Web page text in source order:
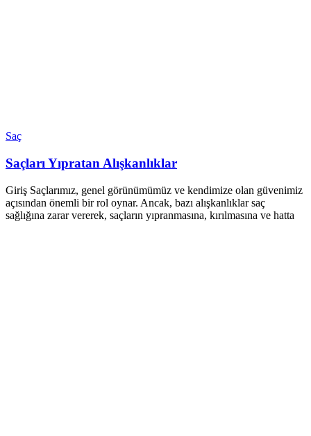
Saç
Saçları Yıpratan Alışkanlıklar
Giriş Saçlarımız, genel görünümümüz ve kendimize olan güvenimiz
açısından önemli bir rol oynar. Ancak, bazı alışkanlıklar saç
sağlığına zarar vererek, saçların yıpranmasına, kırılmasına ve hatta